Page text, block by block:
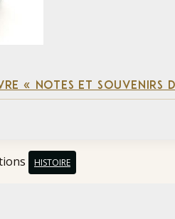
« NOTES ET SOUVENIRS
HISTOIRE